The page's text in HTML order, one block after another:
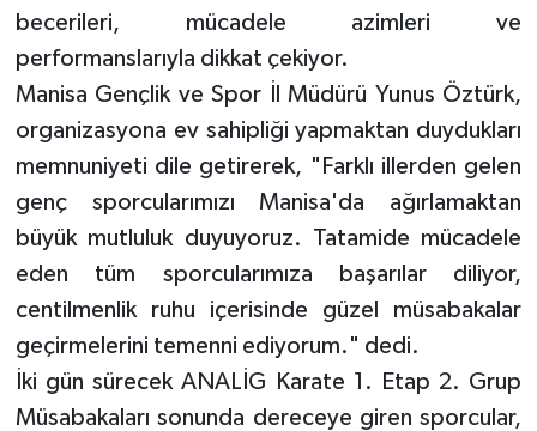
becerileri, mücadele azimleri ve
performanslarıyla dikkat çekiyor.
Manisa Gençlik ve Spor İl Müdürü Yunus Öztürk,
organizasyona ev sahipliği yapmaktan duydukları
memnuniyeti dile getirerek, "Farklı illerden gelen
genç sporcularımızı Manisa'da ağırlamaktan
büyük mutluluk duyuyoruz. Tatamide mücadele
eden tüm sporcularımıza başarılar diliyor,
centilmenlik ruhu içerisinde güzel müsabakalar
geçirmelerini temenni ediyorum." dedi.
İki gün sürecek ANALİG Karate 1. Etap 2. Grup
Müsabakaları sonunda dereceye giren sporcular,